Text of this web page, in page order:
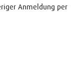
Anmeldung per